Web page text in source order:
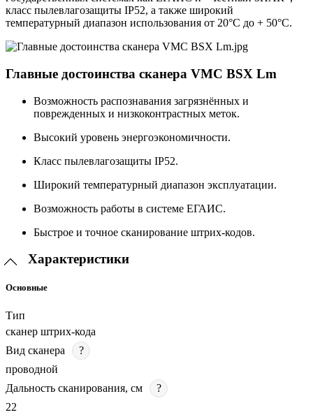
класс пылевлагозащиты IP52, а также широкий
температурный диапазон использования от 20°С до + 50°С.
Главные достоинства сканера VMC BSX Lm
Возможность распознавания загрязнённых и
поврежденных и низкоконтрастных меток.
Высокий уровень энергоэкономичности.
Класс пылевлагозащиты IP52.
Широкий температурный диапазон эксплуатации.
Возможность работы в системе ЕГАИС.
Быстрое и точное сканирование штрих-кодов.
Характеристики
Основные
Тип
сканер штрих-кода
Вид сканера
?
проводной
Дальность сканирования, см
?
22